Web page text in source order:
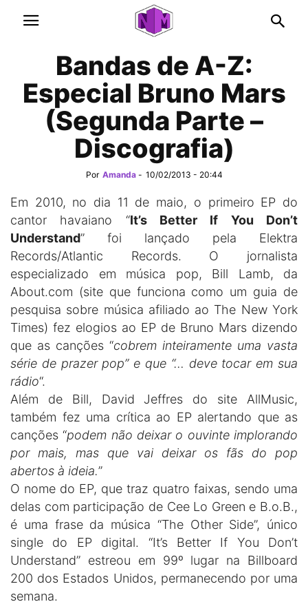
Bandas de A-Z:
Especial Bruno Mars
(Segunda Parte –
Discografia)
Por Amanda - 10/02/2013 - 20:44
Em 2010, no dia 11 de maio, o primeiro EP do
cantor havaiano “It’s Better If You Don’t
Understand” foi lançado pela Elektra
Records/Atlantic Records. O jornalista
especializado em música pop, Bill Lamb, da
About.com (site que funciona como um guia de
pesquisa sobre música afiliado ao The New York
Times) fez elogios ao EP de Bruno Mars dizendo
que as canções “cobrem inteiramente uma vasta
série de prazer pop” e que “… deve tocar em sua
rádio“.
Além de Bill, David Jeffres do site AllMusic,
também fez uma crítica ao EP alertando que as
canções “podem não deixar o ouvinte implorando
por mais, mas que vai deixar os fãs do pop
abertos à ideia.”
O nome do EP, que traz quatro faixas, sendo uma
delas com participação de Cee Lo Green e B.o.B.,
é uma frase da música “The Other Side”, único
single do EP digital. “It’s Better If You Don’t
Understand” estreou em 99º lugar na Billboard
200 dos Estados Unidos, permanecendo por uma
semana.